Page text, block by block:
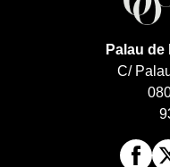
Palau de
C/